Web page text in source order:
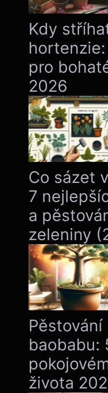
Kdy
pro
2026
Co sázet
7
a
zeleniny
Pěstování
baobabu:
života